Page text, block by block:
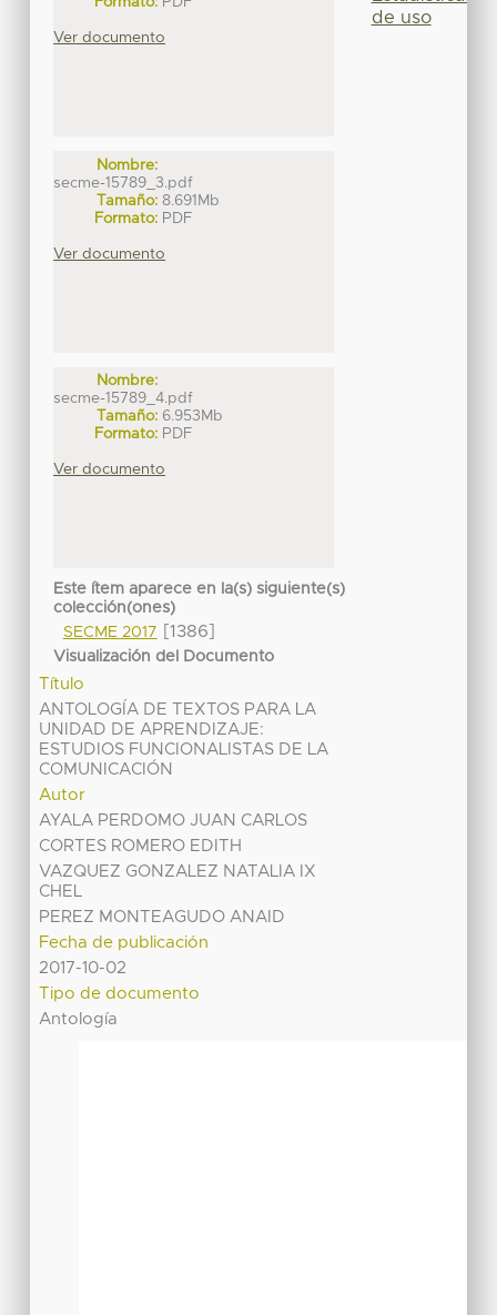
Ver documento
Nombre:
secme-15789_3.pdf
Tamaño: 8.691Mb
Formato: PDF
Ver documento
Nombre:
secme-15789_4.pdf
Tamaño: 6.953Mb
Formato: PDF
Ver documento
Este ítem aparece en la(s) siguiente(s)
colección(ones)
SECME 2017
[1386]
Visualización del Documento
Título
ANTOLOGÍA DE TEXTOS PARA LA
UNIDAD DE APRENDIZAJE:
ESTUDIOS FUNCIONALISTAS DE LA
COMUNICACIÓN
Autor
AYALA PERDOMO JUAN CARLOS
CORTES ROMERO EDITH
VAZQUEZ GONZALEZ NATALIA IX
CHEL
PEREZ MONTEAGUDO ANAID
Fecha de publicación
2017-10-02
Tipo de documento
Antología
de uso